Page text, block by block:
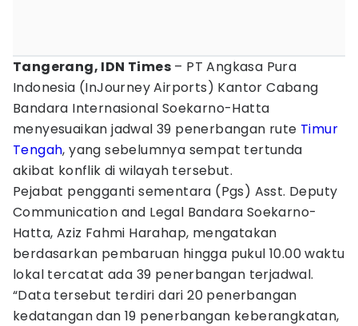
Tangerang, IDN Times – PT Angkasa Pura
Indonesia (InJourney Airports) Kantor Cabang
Bandara Internasional Soekarno-Hatta
menyesuaikan jadwal 39 penerbangan rute Timur
Tengah, yang sebelumnya sempat tertunda
akibat konflik di wilayah tersebut.
Pejabat pengganti sementara (Pgs) Asst. Deputy
Communication and Legal Bandara Soekarno-
Hatta, Aziz Fahmi Harahap, mengatakan
berdasarkan pembaruan hingga pukul 10.00 waktu
lokal tercatat ada 39 penerbangan terjadwal.
“Data tersebut terdiri dari 20 penerbangan
kedatangan dan 19 penerbangan keberangkatan,